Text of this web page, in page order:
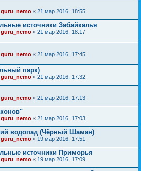
guru_nemo « 21 мар 2016, 18:55
источники Забайкалья
guru_nemo « 21 мар 2016, 18:17
guru_nemo « 21 мар 2016, 17:45
парк)
guru_nemo « 21 мар 2016, 17:32
guru_nemo « 21 мар 2016, 17:13
guru_nemo « 21 мар 2016, 17:03
водопад (Чёрный Шаман)
guru_nemo « 19 мар 2016, 17:51
источники Приморья
guru_nemo « 19 мар 2016, 17:09